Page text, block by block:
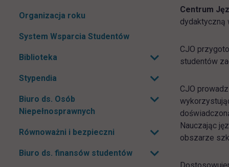
Organizacja roku
System Wsparcia Studentów
Biblioteka Rozwiń podmenu
Stypendia Rozwiń podmenu
Biuro ds. Osób
Niepełnosprawnych
Rozwiń podmenu
Równoważni i bezpieczni Rozwiń podmenu
Biuro ds. finansów studentów
Centrum
dydaktyczną
CJO
studentów
CJO
Nauczając
obszarze